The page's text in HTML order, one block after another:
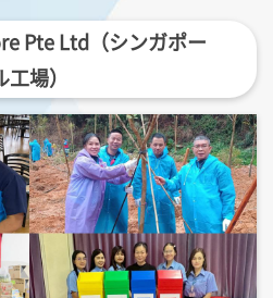
Pte Ltd（シンガポー
工場）